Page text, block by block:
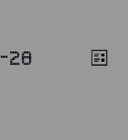
List
28